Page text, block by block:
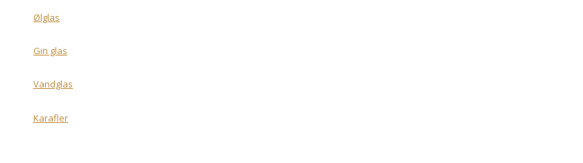
Ølglas
Gin glas
Vandglas
Karafler